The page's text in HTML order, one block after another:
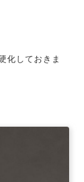
化しておきま